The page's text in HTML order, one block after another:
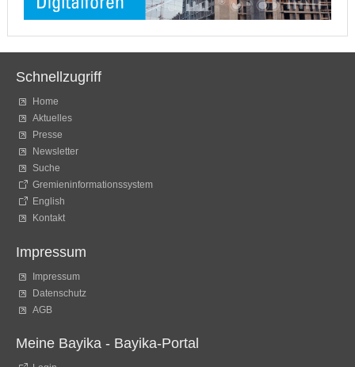
Schnellzugriff
Home
Aktuelles
Presse
Newsletter
Suche
Gremieninformationssystem
English
Kontakt
Impressum
Impressum
Datenschutz
AGB
Meine Bayika - Bayika-Portal